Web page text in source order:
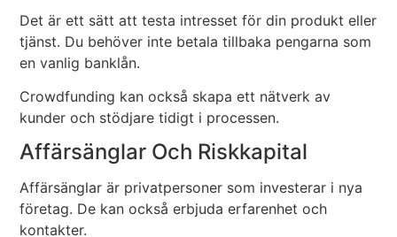
Det är ett sätt att testa intresset för din produkt eller
tjänst. Du behöver inte betala tillbaka pengarna som
en vanlig banklån.
Crowdfunding kan också skapa ett nätverk av
kunder och stödjare tidigt i processen.
Affärsänglar Och Riskkapital
Affärsänglar är privatpersoner som investerar i nya
företag. De kan också erbjuda erfarenhet och
kontakter.